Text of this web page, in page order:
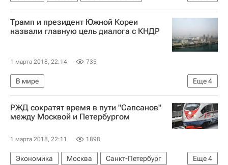
Северсталь
СКА (Санкт-Петербург)
Трамп и президент Южной Кореи
назвали главную цель диалога с КНДР
1 марта 2018, 22:14 735
Еще4
В мире
Обострение палестино-израильского конфликта в 2018 году
КНДР
США Южная Корея
РЖД сократят время в пути "Сапсанов"
между Москвой и Петербургом
1 марта 2018, 22:11 1898
Еще4
Экономика Москва
Санкт-Петербург